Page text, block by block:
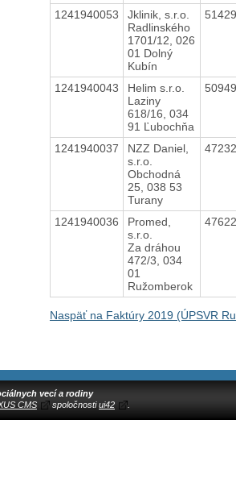
1241940053
Jklinik, s.r.o.
Radlinského
1701/12, 026
01 Dolný
Kubín
1241940043
Helim s.r.o.
Laziny
618/16, 034
91 Ľubochňa
1241940037
NZZ Daniel,
s.r.o.
Obchodná
25, 038 53
Turany
1241940036
Promed,
s.r.o.
Za dráhou
472/3, 034
01
Ružomberok
Naspäť na Faktúry 2019 (ÚPSVR
vecí a rodiny
CMS spoločnostiui42